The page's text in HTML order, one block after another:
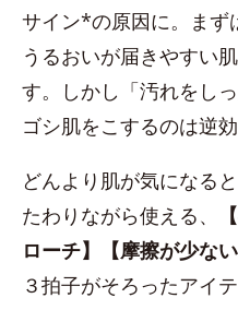
サイン*の原因に。まず
うるおいが届きやすい
す。しかし「汚れをし
ゴシ肌をこするのは逆効
どんより肌が気になる
たわりながら使える、
ローチ】【摩擦が少な
３拍子がそろったアイ